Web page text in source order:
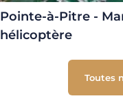
Pointe-à-Pitre -
hélicoptère
Toutes